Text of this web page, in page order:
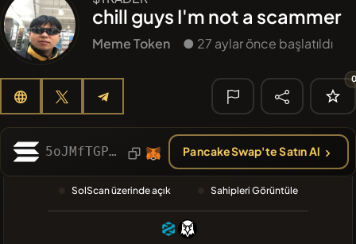
SmartleCo SLCT
PERFI PEEFITOKEN
🔎 SON
ARAMA
❌Son
zamanlarda
eklenen
coin yok
chill guys I'm not a scammer
Meme Token ● 27 aylar önce başlatıldı
5oJMfTGPVzxg9GATjKNhfacMxfWUqzJgT21R4i9krnHV PancakeSwap'te Satın Al
SolScan üzerinde açık Sahipleri Görüntüle